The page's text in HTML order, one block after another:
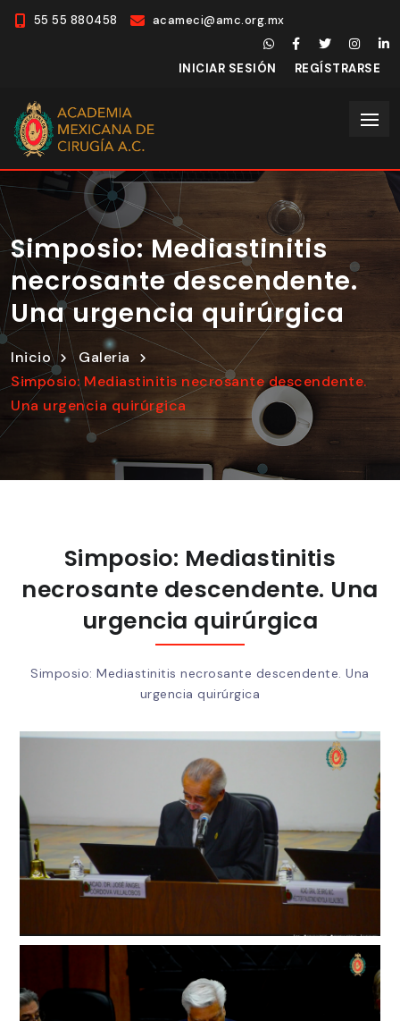
55 55 880458 acameci@amc.org.mx
INICIAR SESIÓN REGÍSTRARSE
Simposio: Mediastinitis
necrosante descendente.
Una urgencia quirúrgica
Inicio
Galeria
Simposio: Mediastinitis necrosante descendente.
Una urgencia quirúrgica
Simposio: Mediastinitis
necrosante descendente. Una
urgencia quirúrgica
Simposio: Mediastinitis necrosante descendente. Una
urgencia quirúrgica